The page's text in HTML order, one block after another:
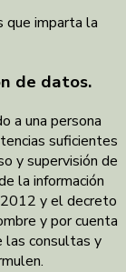
que imparta la
de datos.
a una persona
suficientes
y supervisión de
la información
y el decreto
y por cuenta
las consultas y